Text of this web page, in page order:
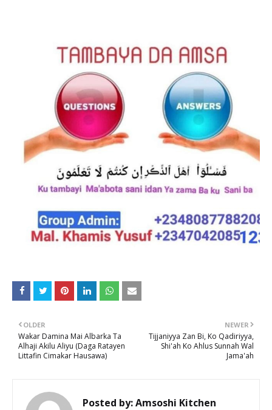
NEWER
Tijjaniyya Zan Bi, Ko Qadiriyya,
Shi'ah Ko Ahlus Sunnah Wal
Jama'ah
OLDER
Wakar Damina Mai Albarka Ta
Alhaji Akilu Aliyu (Daga Ratayen
Littafin Cimakar Hausawa)
Posted by:Amsoshi Kitchen